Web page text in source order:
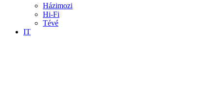
Házimozi
Hi-Fi
Tévé
IT